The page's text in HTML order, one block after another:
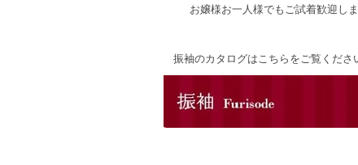
お嬢様お一人様でもご試着歓迎し
振袖のカタログはこちらをご覧くださ